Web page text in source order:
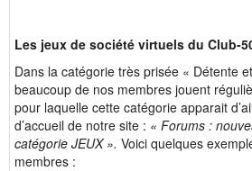
Les jeux de société virtuels du Club-
Dans la catégorie très prisée « Détente
beaucoup de nos membres jouent
pour laquelle cette catégorie apparait
d’accueil de notre site : « Forums :
catégorie JEUX ». Voici quelques
membres :